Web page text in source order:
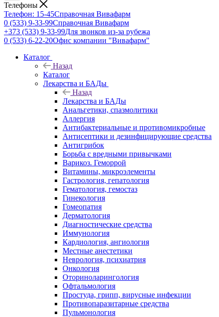
Телефоны
Телефон: 15-45Справочная Вивафарм
0 (533) 9-33-99Справочная Вивафарм
+373 (533) 9-33-99Для звонков из-за рубежа
0 (533) 6-22-20Офис компании "Вивафарм"
Каталог
Назад
Каталог
Лекарства и БАДы
Назад
Лекарства и БАДы
Анальгетики, спазмолитики
Аллергия
Антибактериальные и противомикробные
Антисептики и дезинфицирующие средства
Антигрибок
Борьба с вредными привычками
Варикоз. Геморрой
Витамины, микроэлементы
Гастрология, гепатология
Гематология, гемостаз
Гинекология
Гомеопатия
Дерматология
Диагностические средства
Иммунология
Кардиология, ангиология
Местные анестетики
Неврология, психиатрия
Онкология
Оториноларингология
Офтальмология
Простуда, грипп, вирусные инфекции
Противопаразитарные средства
Пульмонология